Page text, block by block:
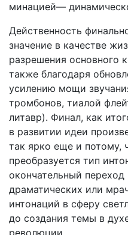
минацией—
Действенность
значение в ка­честве
разрешения основного
также благодаря
усилению мощи
тромбонов, тиалой
литавр). Финал, как
в развитии идеи
так ярко еще и потому,
преобразуется тип
окончательный
драматических или
интонаций в сферу
до создания темы в
революции.